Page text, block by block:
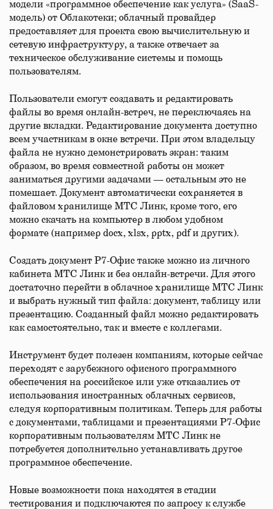
модели «программное обеспечение как услуга» (SaaS-
модель) от Облакотеки; облачный провайдер
предоставляет для проекта свою вычислительную и
сетевую инфраструктуру, а также отвечает за
техническое обслуживание системы и помощь
пользователям.
Пользователи смогут создавать и редактировать
файлы во время онлайн-встреч, не переключаясь на
другие вкладки. Редактирование документа доступно
всем участникам в окне встречи. При этом владельцу
файла не нужно демонстрировать экран: таким
образом, во время совместной работы он может
заниматься другими задачами — остальным это не
помешает. Документ автоматически сохраняется в
файловом хранилище МТС Линк, кроме того, его
можно скачать на компьютер в любом удобном
формате (например docx, xlsx, pptx, pdf и других).
Создать документ Р7-Офис также можно из личного
кабинета МТС Линк и без онлайн-встречи. Для этого
достаточно перейти в облачное хранилище МТС Линк
и выбрать нужный тип файла: документ, таблицу или
презентацию. Созданный файл можно редактировать
как самостоятельно, так и вместе с коллегами.
Инструмент будет полезен компаниям, которые сейчас
переходят с зарубежного офисного программного
обеспечения на российское или уже отказались от
использования иностранных облачных сервисов,
следуя корпоративным политикам. Теперь для работы
с документами, таблицами и презентациями Р7-Офис
корпоративным пользователям МТС Линк не
потребуется дополнительно устанавливать другое
программное обеспечение.
Новые возможности пока находятся в стадии
тестирования и подключаются по запросу к службе